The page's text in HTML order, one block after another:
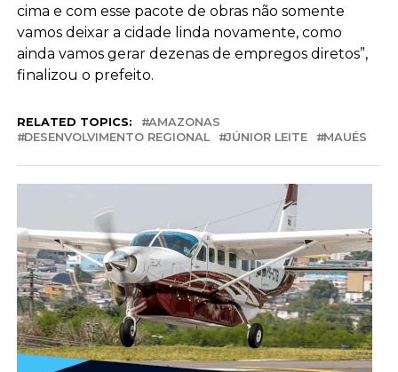
cima e com esse pacote de obras não somente
vamos deixar a cidade linda novamente, como
ainda vamos gerar dezenas de empregos diretos”,
finalizou o prefeito.
RELATED TOPICS:
AMAZONAS
DESENVOLVIMENTO REGIONAL
JÚNIOR LEITE MAUÉS